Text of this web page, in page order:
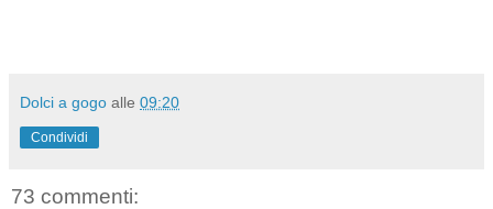
Dolci a gogo alle 09:20
Condividi
73 commenti: